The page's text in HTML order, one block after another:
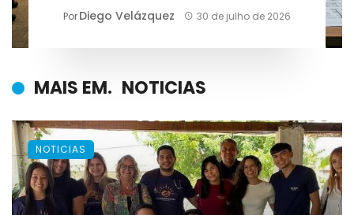
PorDiego Velázquez 30 de julho de 2026
MAIS EM. NOTICIAS
NOTICIAS